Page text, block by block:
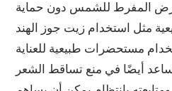
مثل استخدام زيت جوز الهند
مستحضرات طبيعية للعناية